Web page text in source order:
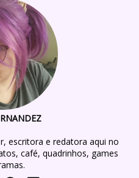
escritora e redatora aqui no
café, quadrinhos, games